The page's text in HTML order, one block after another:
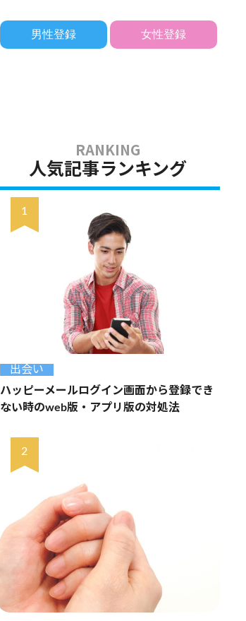
男性登録 女性登録
人気記事ランキング
出会い
ハッピーメールログイン画面から登録でき
ない時のweb版・アプリ版の対処法